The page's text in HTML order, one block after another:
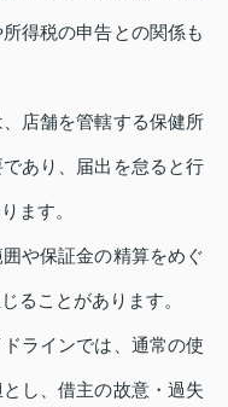
得税の申告との関係も
店舗を管轄する保健所
あり、届出を怠ると行
ます。
や保証金の精算をめぐ
ることがあります。
ラインでは、通常の使
し、借主の故意・過失